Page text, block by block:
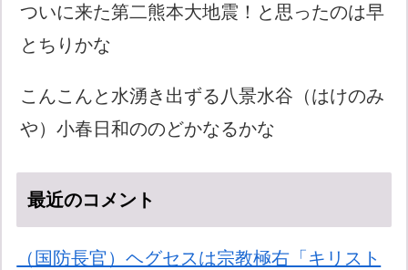
ついに来た第二熊本大地震！と思ったのは早
とちりかな
こんこんと水湧き出ずる八景水谷（はけのみ
や）小春日和ののどかなるかな
最近のコメント
（国防長官）ヘグセスは宗教極右「キリスト